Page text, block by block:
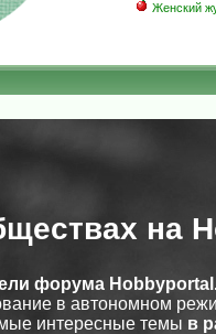
Женский
на
форума
в автономном
интересные темы в